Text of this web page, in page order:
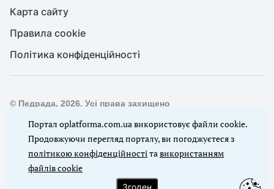
Карта сайту
Правила cookie
Політика конфіденційності
© Педрада, 2026. Усі права захищено
Повне або часткове копіювання будь-яких матеріалів сайту,
цитування, публікація їх анотованих оглядів допускаються
лише з письмового дозволу редакції сайту Педрада
Ми в соцмережах
Портал oplatforma.com.ua використовує файли cookie.
Продовжуючи перегляд порталу, ви погоджуєтеся з
політикою конфіденційностітавикористанням
файлів cookie
Згоден